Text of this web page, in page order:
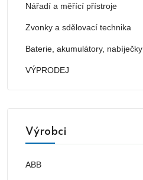
Nářadí a měřící přístroje
Zvonky a sdělovací technika
Baterie, akumulátory, nabíječky
VÝPRODEJ
Výrobci
ABB